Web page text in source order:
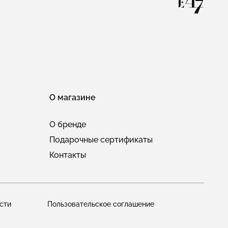
О магазине
О бренде
Подарочные сертификаты
Контакты
Пользовательское соглашение